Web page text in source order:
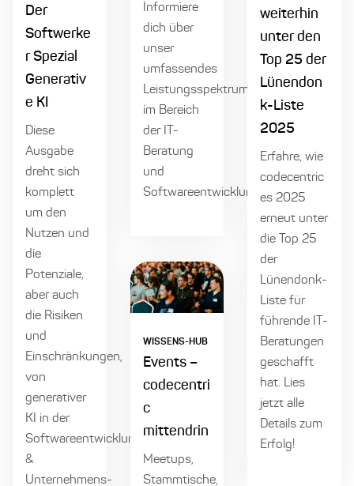
Der
Softwerke
r Spezial
Generativ
e KI
Diese
Ausgabe
dreht sich
komplett
um den
Nutzen und
die
Potenziale,
aber auch
die Risiken
und
Einschränkungen,
von
generativer
KI in der
Softwareentwicklung
&
Unternehmens-
Informiere
dich über
unser
umfassendes
Leistungsspektrum
im Bereich
der IT-
Beratung
und
Softwareentwicklung.
WISSENS-HUB
Events –
codecentri
c
mittendrin
Meetups,
Stammtische,
weiterhin
unter den
Top 25 der
Lünendon
k-Liste
2025
Erfahre, wie
codecentric
es 2025
erneut unter
die Top 25
der
Lünendonk-
Liste für
führende IT-
Beratungen
geschafft
hat. Lies
jetzt alle
Details zum
Erfolg!